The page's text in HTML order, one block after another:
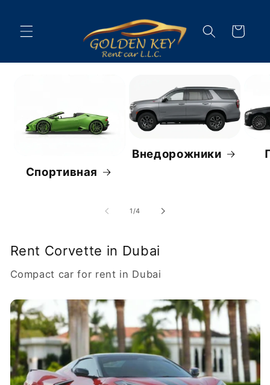
контенту
Корзина
Спортивная
Внедорожники
1/из
4
Rent Corvette in Dubai
Compact car for rent in Dubai